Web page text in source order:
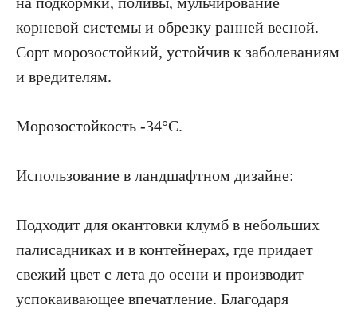
корневой системы и обрезку ранней весной.
Сорт морозостойкий, устойчив к заболеваниям
и вредителям.
Морозостойкость -34°С.
Использование в ландшафтном дизайне:
Подходит для окантовки клумб в небольших
палисадниках и в контейнерах, где придает
свежий цвет с лета до осени и производит
успокаивающее впечатление. Благодаря